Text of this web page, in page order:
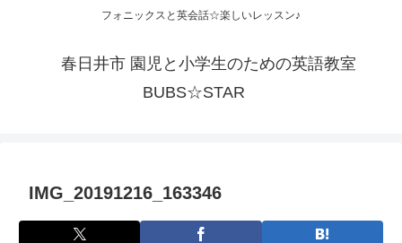
フォニックスと英会話☆楽しいレッスン♪
春日井市 園児と小学生のための英語教室
BUBS☆STAR
IMG_20191216_163346